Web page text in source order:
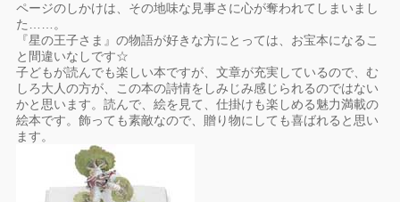
ページのしかけは、その地味な見事さに心が奪われてしまいまし
た……。
『星の王子さま』の物語が好きな方にとっては、お宝本になるこ
と間違いなしです☆
子どもが読んでも楽しい本ですが、文章が充実しているので、む
しろ大人の方が、この本の詩情をしみじみ感じられるのではない
かと思います。読んで、絵を見て、仕掛けも楽しめる魅力満載の
絵本です。飾っても素敵なので、贈り物にしても喜ばれると思い
ます。